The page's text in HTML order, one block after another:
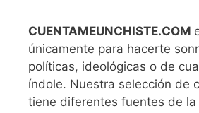
CUENTAMEUNCHISTE.COM
únicamente para hacerte
políticas, ideológicas o de
índole. Nuestra selección de
tiene diferentes fuentes de